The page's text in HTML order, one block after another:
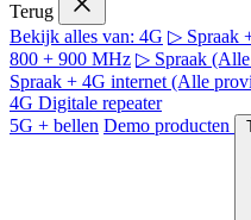
Terug
Bekijk alles van: 4G ▷ Spraak
800 + 900 MHz ▷ Spraak
Spraak + 4G internet (Alle
4G Digitale repeater
5G + bellen Demo producten